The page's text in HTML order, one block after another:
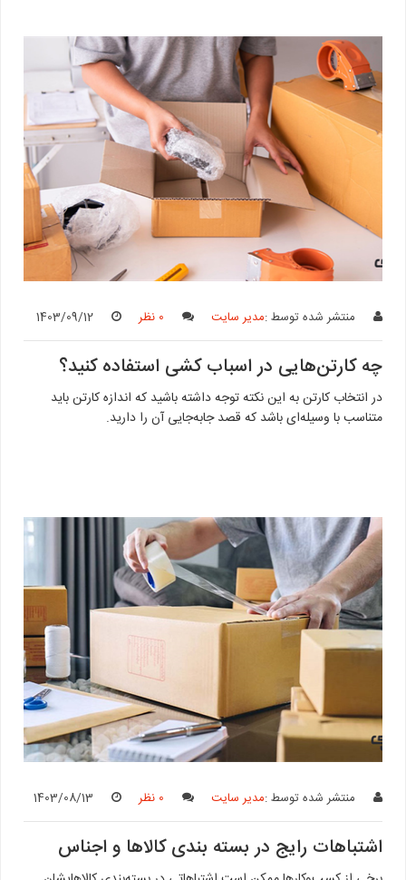
منتشر شده توسط :مدیر سایت 0 نظر 1403/09/12
چه کارتن‌هایی در اسباب کشی استفاده کنید؟
در انتخاب کارتن به این نکته توجه داشته باشید که اندازه کارتن باید
متناسب با وسیله‌ای باشد که قصد جابه‌جایی آن را دارید.
منتشر شده توسط :مدیر سایت 0 نظر 1403/08/13
اشتباهات رایج در بسته بندی کالاها و اجناس